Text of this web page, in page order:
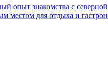
опыт знакомства с
местом для отдыха и